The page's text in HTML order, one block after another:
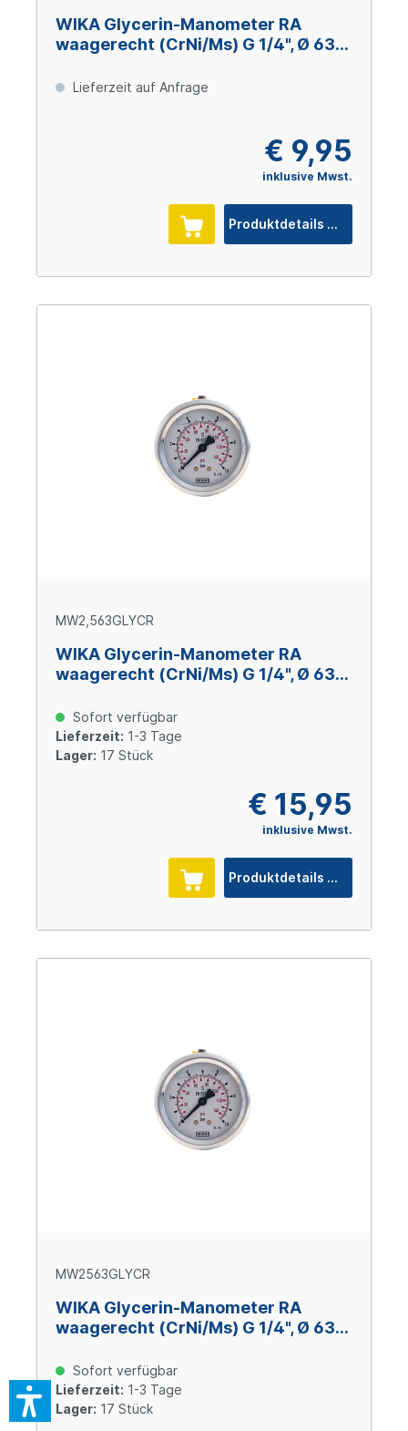
WIKA Glycerin-Manometer RA
waagerecht (CrNi/Ms) G 1/4", Ø 63
Lieferzeit auf Anfrage
€ 9,95
inklusive Mwst.
Produktdetails
MW2,563GLYCR
WIKA Glycerin-Manometer RA
waagerecht (CrNi/Ms) G 1/4", Ø 63
Sofort verfügbar
Lieferzeit: 1-3 Tage
Lager: 17 Stück
€ 15,95
inklusive Mwst.
Produktdetails
MW2563GLYCR
WIKA Glycerin-Manometer RA
waagerecht (CrNi/Ms) G 1/4", Ø 63
Sofort verfügbar
Lieferzeit: 1-3 Tage
Lager: 17 Stück